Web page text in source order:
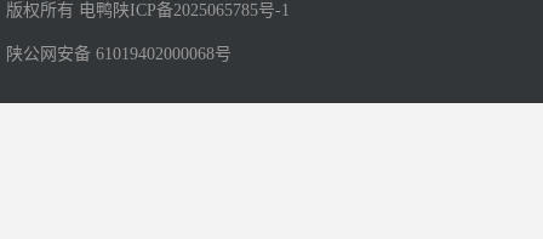
版权所有 电鸭 陕ICP备2025065785号-1
陕公网安备 61019402000068号